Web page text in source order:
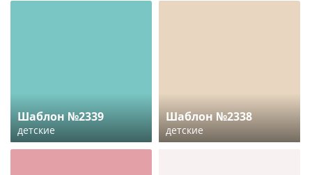
Шаблон №2339
детские
Шаблон №2338
детские